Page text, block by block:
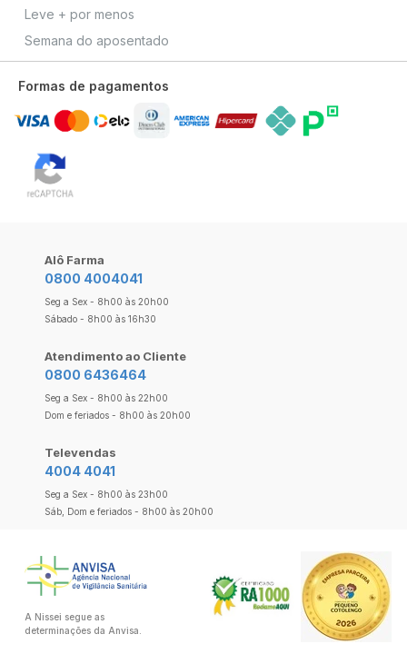
Leve + por menos
Semana do aposentado
Formas de pagamentos
Alô Farma
0800 4004041
Seg a Sex - 8h00 às 20h00
Sábado - 8h00 às 16h30
Atendimento ao Cliente
0800 6436464
Seg a Sex - 8h00 às 22h00
Dom e feriados - 8h00 às 20h00
Televendas
4004 4041
Seg a Sex - 8h00 às 23h00
Sáb, Dom e feriados - 8h00 às 20h00
A Nissei segue as
determinações da Anvisa.